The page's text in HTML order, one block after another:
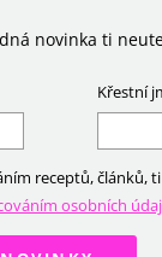
novinka ti
Křestní
receptů, článků,
osobních